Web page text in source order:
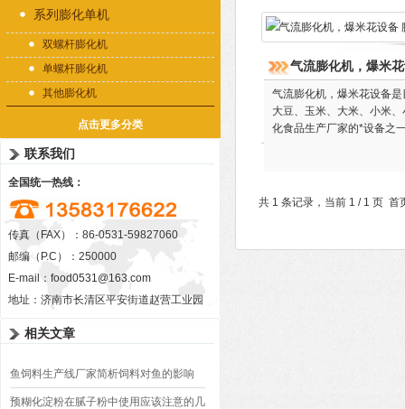
系列膨化单机
双螺杆膨化机
单螺杆膨化机
其他膨化机
点击更多分类
联系我们
全国统一热线：
传真（FAX）：86-0531-59827060
邮编（P.C）：250000
E-mail： food0531@163.com
地址：济南市长清区平安街道赵营工业园
相关文章
鱼饲料生产线厂家简析饲料对鱼的影响
预糊化淀粉在腻子粉中使用应该注意的几
气流膨化机，爆米
气流膨化机，爆米花设备​
大豆、玉米、大米、小米
化食品生产厂家的*设备之
共 1 条记录，当前 1 / 1 页